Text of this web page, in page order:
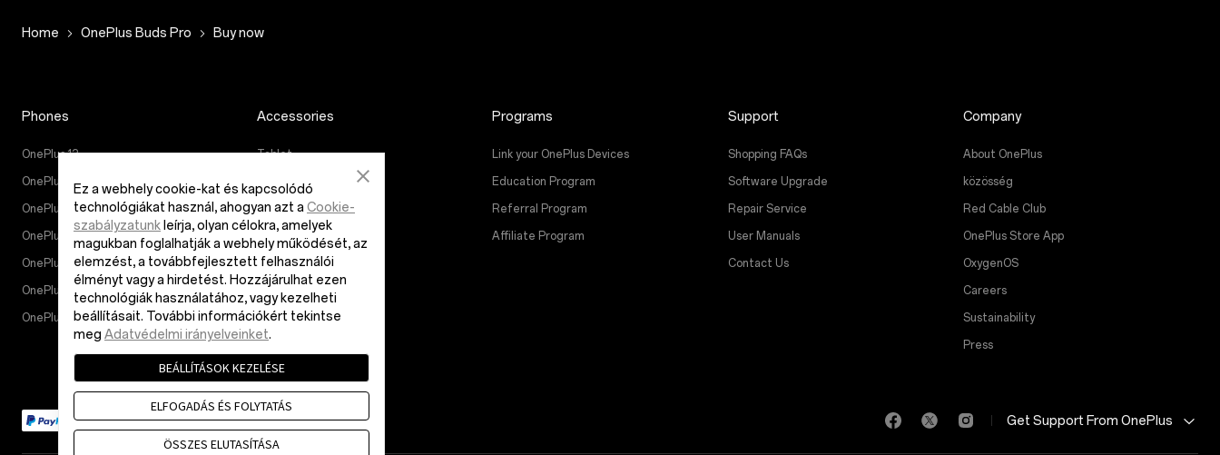
Home OnePlus Buds Pro Buy now
Phones
OnePlus 12
OnePlus 12R
OnePlus Open
OnePlus Nord 4
OnePlus Nord 3 5G
OnePlus Nord CE4 Lite 5G
OnePlus Nord CE 3 Lite 5G
Accessories
Tablet
Wearables
Hang
Cases & Protection
Power & Cables
Bundles
Lifestyle
Programs
Link your OnePlus Devices
Education Program
Referral Program
Affiliate Program
Support
Shopping FAQs
Software Upgrade
Repair Service
User Manuals
Contact Us
Company
About OnePlus
közösség
Red Cable Club
OnePlus Store App
OxygenOS
Careers
Sustainability
Press
Get Support From OnePlus
Ez a webhely cookie-kat és kapcsolódó
technológiákat használ, ahogyan azt aCookie-
szabályzatunk leírja, olyan célokra, amelyek
magukban foglalhatják a webhely működését, az
elemzést, a továbbfejlesztett felhasználói
élményt vagy a hirdetést. Hozzájárulhat ezen
technológiák használatához, vagy kezelheti
beállításait. További információkért tekintse
meg Adatvédelmi irányelveinket.
BEÁLLÍTÁSOK KEZELÉSE
ELFOGADÁS ÉS FOLYTATÁS
ÖSSZES ELUTASÍTÁSA